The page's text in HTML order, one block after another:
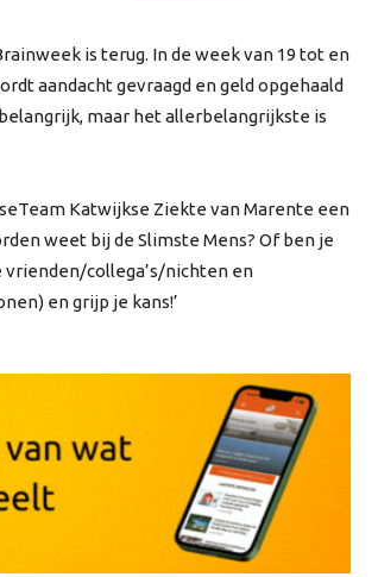
is terug. In de week van 19 tot en
aandacht gevraagd en geld opgehaald
maar het allerbelangrijkste is
Katwijkse Ziekte van Marente een
weet bij de Slimste Mens? Of ben je
vrienden/collega’s/nichten en
en grijp je kans!’